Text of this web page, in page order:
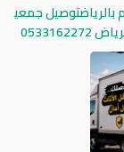
بالرياضتوصيل جمعي